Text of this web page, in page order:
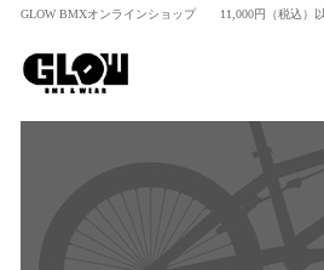
GLOW BMXオンラインショップ 11,000円（税込）以